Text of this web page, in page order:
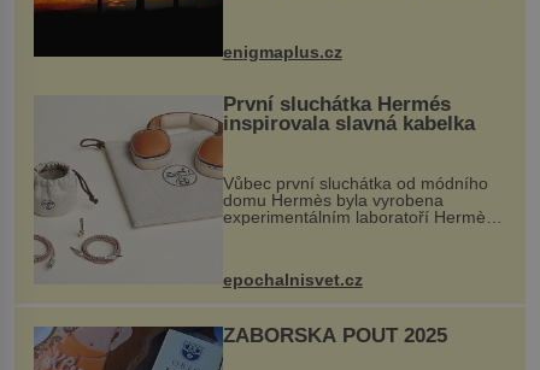
...
enigmaplus.cz
První sluchátka Hermés
inspirovala slavná kabelka
Vůbec první sluchátka od módního
domu Hermès byla vyrobena
experimentálním laboratoří Hermès
kovový...
epochalnisvet.cz
ZÁBOŘSKÁ POUŤ 2025